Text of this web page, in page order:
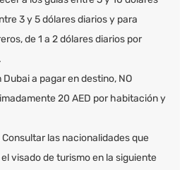
3 y 5 dólares diarios y para
de 1 a 2 dólares diarios por
a pagar en destino, NO
20 AED por habitación y
las nacionalidades que
visado de turismo en la siguiente